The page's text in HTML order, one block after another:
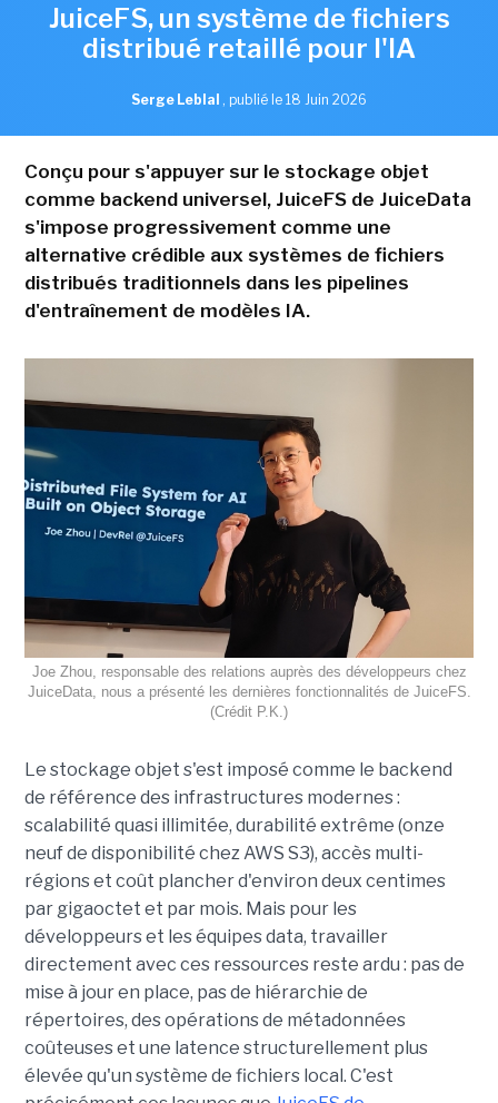
JuiceFS, un système de fichiers
distribué retaillé pour l'IA
Serge Leblal , publié le 18 Juin 2026
Conçu pour s'appuyer sur le stockage objet
comme backend universel, JuiceFS de JuiceData
s'impose progressivement comme une
alternative crédible aux systèmes de fichiers
distribués traditionnels dans les pipelines
d'entraînement de modèles IA.
Joe Zhou, responsable des relations auprès des développeurs chez
JuiceData, nous a présenté les dernières fonctionnalités de JuiceFS.
(Crédit P.K.)
Le stockage objet s'est imposé comme le backend
de référence des infrastructures modernes :
scalabilité quasi illimitée, durabilité extrême (onze
neuf de disponibilité chez AWS S3), accès multi-
régions et coût plancher d'environ deux centimes
par gigaoctet et par mois. Mais pour les
développeurs et les équipes data, travailler
directement avec ces ressources reste ardu : pas de
mise à jour en place, pas de hiérarchie de
répertoires, des opérations de métadonnées
coûteuses et une latence structurellement plus
élevée qu'un système de fichiers local. C'est